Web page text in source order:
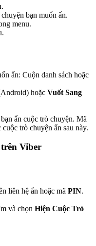
bạn muốn ẩn.
menu.
ẩn: Cuộn danh sách hoặc
hoặc Vuốt Sang
ẩn cuộc trò chuyện. Mã
trò chuyện ẩn sau này.
Viber
liên hệ ẩn hoặc mã PIN.
và chọn Hiện Cuộc Trò